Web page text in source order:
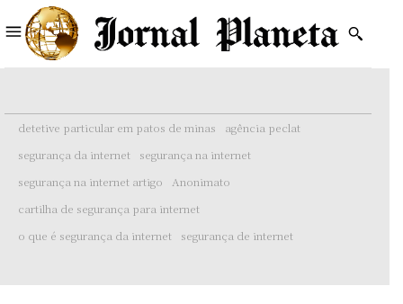
detetive particular em patos de minas
agência peclat
segurança da internet
segurança na internet
segurança na internet artigo
Anonimato
cartilha de segurança para internet
o que é segurança da internet
segurança de internet